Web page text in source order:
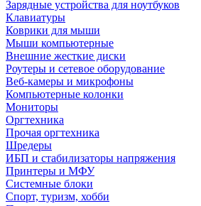
Зарядные устройства для ноутбуков
Клавиатуры
Коврики для мыши
Мыши компьютерные
Внешние жесткие диски
Роутеры и сетевое оборудование
Веб-камеры и микрофоны
Компьютерные колонки
Мониторы
Оргтехника
Прочая оргтехника
Шредеры
ИБП и стабилизаторы напряжения
Принтеры и МФУ
Системные блоки
Спорт, туризм, хобби